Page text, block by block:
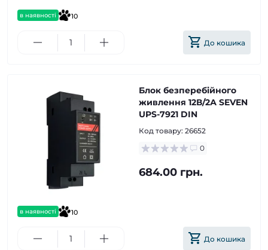
в наявності 10
До кошика
в наявності 10
Блок безперебійного
живлення 12В/2А SEVEN
UPS-7921 DIN
Код товару: 26652
0
684.00 грн.
До кошика